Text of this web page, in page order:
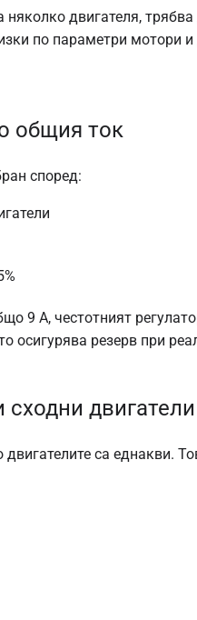
няколко двигателя,
по параметри мотори
общия ток
според:
9 A, честотният
осигурява резерв при
двигатели
двигателите са еднакви.